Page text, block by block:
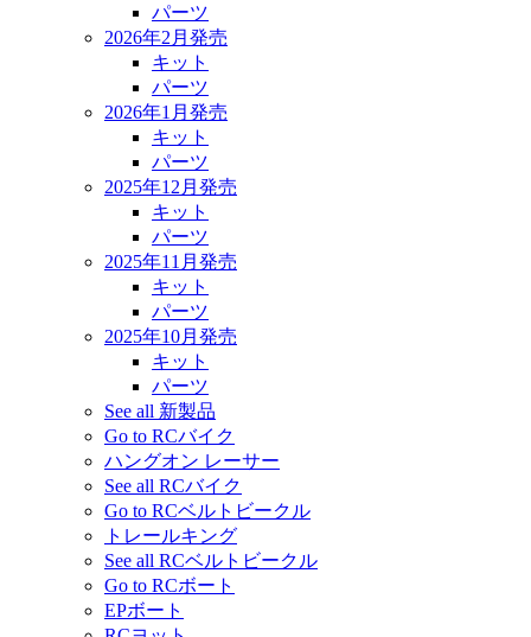
パーツ
2026年2月発売
キット
パーツ
2026年1月発売
キット
パーツ
2025年12月発売
キット
パーツ
2025年11月発売
キット
パーツ
2025年10月発売
キット
パーツ
See all 新製品
Go to RCバイク
ハングオン レーサー
See all RCバイク
Go to RCベルトビークル
トレールキング
See all RCベルトビークル
Go to RCボート
EPボート